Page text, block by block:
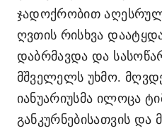
ჯადოქრობით
ღვთის რისხვა
დაბრმავდა და
მშველელს უხმო.
იანუარიუსმა ილოცა
განკურნებისათვის და